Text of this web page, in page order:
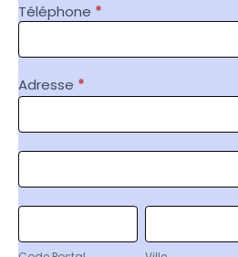
Téléphone *
Adresse *
Adresse
Adresse
Code Ville